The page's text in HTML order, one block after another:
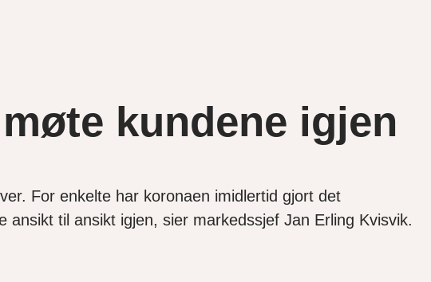
kundene igjen
For enkelte har koronaen imidlertid gjort det
til ansikt igjen, sier markedssjef Jan Erling Kvisvik.